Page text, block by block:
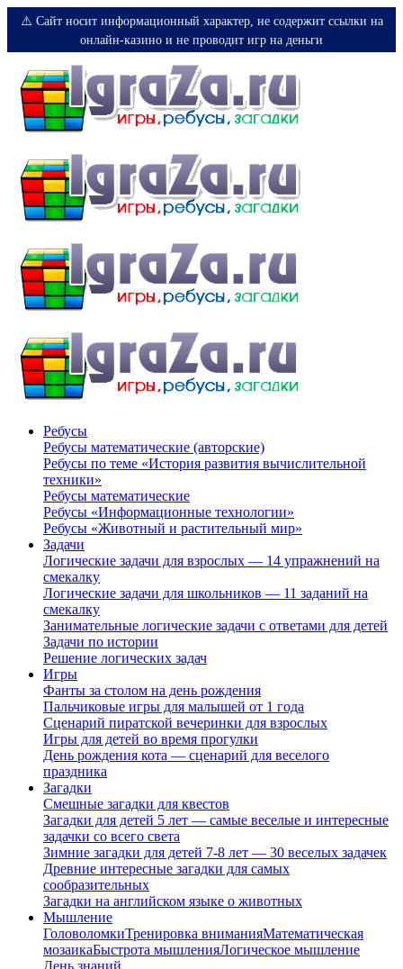
⚠️ Сайт носит информационный характер, не содержит ссылки на
онлайн-казино и не проводит игр на деньги
Ребусы
Ребусы математические (авторские)
Ребусы по теме «История развития вычислительной
техники»
Ребусы математические
Ребусы «Информационные технологии»
Ребусы «Животный и растительный мир»
Задачи
Логические задачи для взрослых — 14 упражнений на
смекалку
Логические задачи для школьников — 11 заданий на
смекалку
Занимательные логические задачи с ответами для детей
Задачи по истории
Решение логических задач
Игры
Фанты за столом на день рождения
Пальчиковые игры для малышей от 1 года
Сценарий пиратской вечеринки для взрослых
Игры для детей во время прогулки
День рождения кота — сценарий для веселого
праздника
Загадки
Смешные загадки для квестов
Загадки для детей 5 лет — самые веселые и интересные
задачки со всего света
Зимние загадки для детей 7-8 лет — 30 веселых задачек
Древние интересные загадки для самых
сообразительных
Загадки на английском языке о животных
Мышление
ГоловоломкиТренировка вниманияМатематическая
мозаикаБыстрота мышленияЛогическое мышление
День знаний